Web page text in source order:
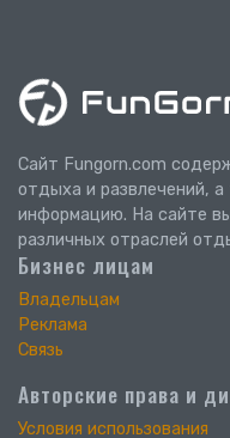
Сайт Fungorn.com
отдыха и развлечений,
информацию. На сайте
различных отраслей
Бизнес лицам
Владельцам
Реклама
Связь
Авторские права и
Условия использования